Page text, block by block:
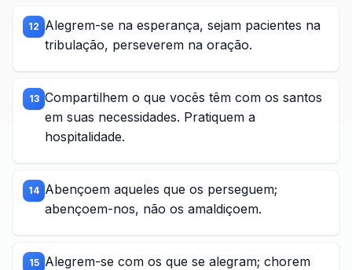
12 Alegrem-se na esperança, sejam pacientes na
tribulação, perseverem na oração.
13 Compartilhem o que vocês têm com os santos
em suas necessidades. Pratiquem a
hospitalidade.
14 Abençoem aqueles que os perseguem;
abençoem-nos, não os amaldiçoem.
15 Alegrem-se com os que se alegram; chorem